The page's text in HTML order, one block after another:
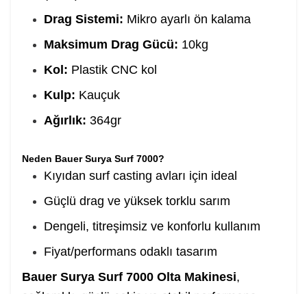
Drag Sistemi: Mikro ayarlı ön kalama
Maksimum Drag Gücü: 10kg
Kol: Plastik CNC kol
Kulp: Kauçuk
Ağırlık: 364gr
Neden Bauer Surya Surf 7000?
Kıyıdan surf casting avları için ideal
Güçlü drag ve yüksek torklu sarım
Dengeli, titreşimsiz ve konforlu kullanım
Fiyat/performans odaklı tasarım
Bauer Surya Surf 7000 Olta Makinesi,